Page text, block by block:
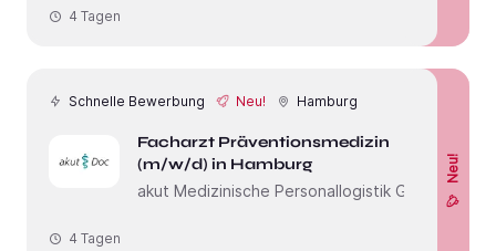
4 Tagen
Schnelle Bewerbung Neu! Hamburg
Facharzt Präventionsmedizin
(m/w/d) in Hamburg
akut Medizinische Personallogistik GmbH
Neu!
4 Tagen